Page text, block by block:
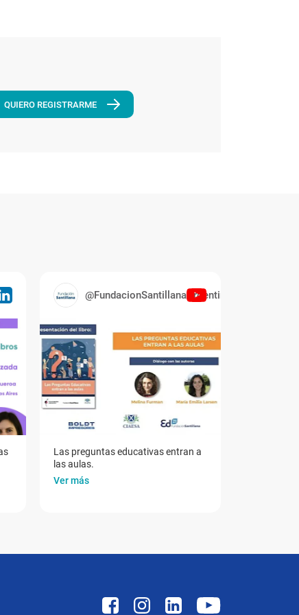
QUIERO REGISTRARME
@FundacionSantillanaArgentina
Las preguntas educativas entran a
las aulas.
Ver más